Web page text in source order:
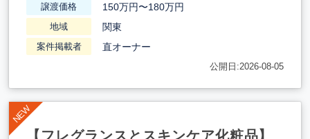
譲渡価格 150万円〜180万円
地域 関東
案件掲載者 直オーナー
公開日:2026-08-05
【フレグランスとスキンケア化粧品】